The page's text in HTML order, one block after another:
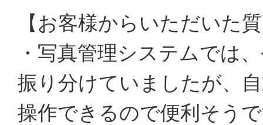
【お客様からいただいた
・写真管理システムでは
振り分けていましたが、
操作できるので便利そう